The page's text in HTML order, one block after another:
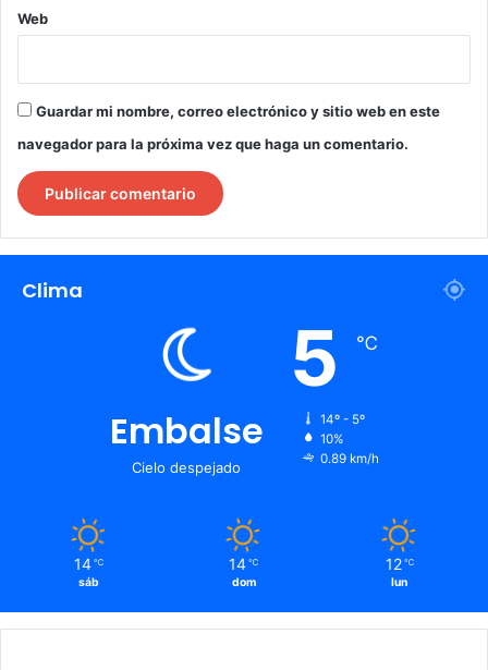
Web
Guardar mi nombre, correo electrónico y sitio web en este
navegador para la próxima vez que haga un comentario.
Clima
Embalse
Cielo despejado
5 ℃
14º - 5º
10%
0.89 km/h
14 ℃
sáb
14 ℃
dom
12 ℃
lun